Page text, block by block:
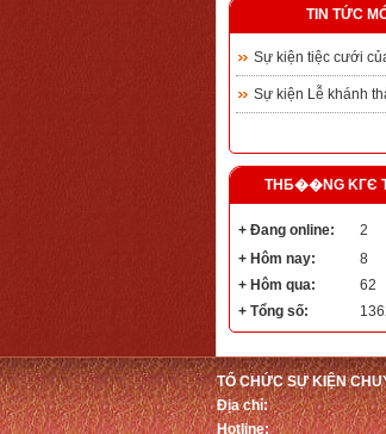
TIN TỨC
Sự kiện tiệc cưới
Sự kiện Lễ khánh
THБ��NG KГЄ
+ Đang online:
2
+ Hôm nay:
8
+ Hôm qua:
62
+ Tổng số:
TỔ CHỨC SỰ KIỆN
Địa chỉ:
Hotline: